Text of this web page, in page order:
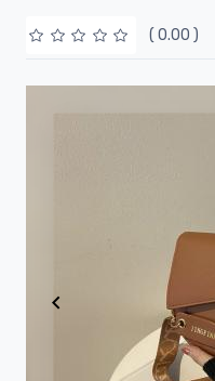
( 0.00 )